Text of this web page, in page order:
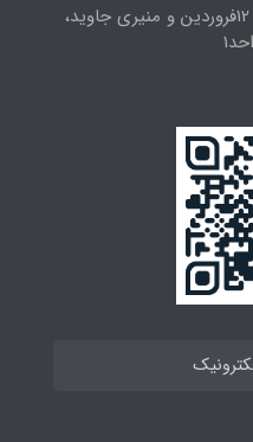
تهران، خیابان انقلاب ، بین 12فروردین و منیری جاوید،